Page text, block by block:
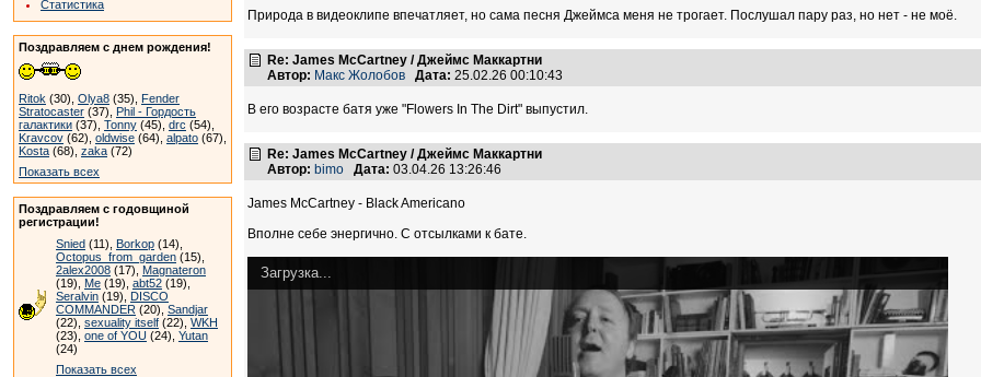
Статистика
Поздравляем с днем рождения!
Ritok (30), Olya8 (35), Fender
Stratocaster (37), Phil - Гордость
галактики (37), Tonny (45), drc (54),
Kravcov (62), oldwise (64), alpato (67),
Kosta (68), zaka (72)
Показать всех
Поздравляем с годовщиной
регистрации!
Snied (11), Borkop (14),
Octopus_from_garden (15),
2alex2008 (17), Magnateron
(19), Me (19), abt52 (19),
Seralvin (19), DISCO
COMMANDER (20), Sandjar
(22), sexuality itself (22), WKH
(23), one of YOU (24), Yutan
(24)
Показать всех
Природа в видеоклипе впечатляет, но сама песня Джеймса меня не трогает. Послушaл пару раз, но нет - не моё.
Re: James McCartney / Джеймс Маккартни
Автор: Макс Жолобов Дата: 25.02.26 00:10:43
В его возрасте батя уже "Flowers In The Dirt" выпустил.
Re: James McCartney / Джеймс Маккартни
Автор: bimo Дата: 03.04.26 13:26:46
James McCartney - Black Americano
Вполне себе энергично. С отсылками к бате.
Загрузка...